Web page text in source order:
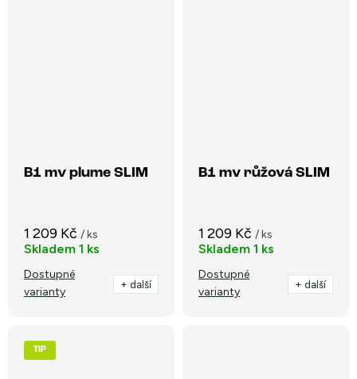
B1 mv plume SLIM
1 209 Kč / ks
Skladem 1 ks
Dostupné
varianty
+ další
B1 mv růžová SLIM
1 209 Kč / ks
Skladem 1 ks
Dostupné
varianty
+ další
TIP